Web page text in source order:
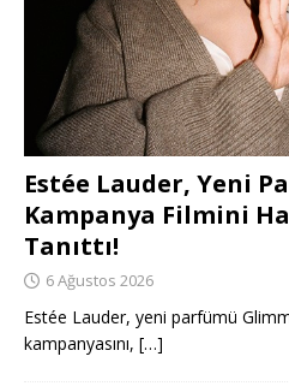
Estée Lauder, Yeni
Kampanya Filmini
Tanıttı!
6 Ağustos 2026
Estée Lauder, yeni parfümü
kampanyasını, […]